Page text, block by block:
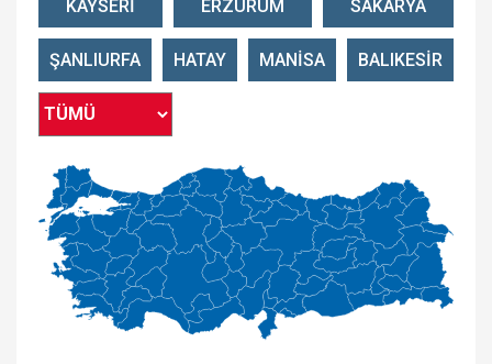
KAYSERİ ERZURUM SAKARYA
ŞANLIURFA HATAY MANİSA BALIKESİR